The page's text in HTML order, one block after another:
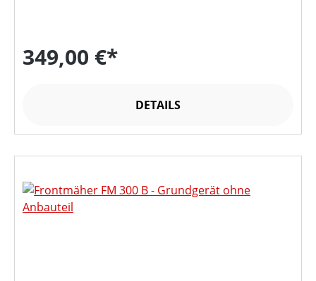
349,00 €*
DETAILS